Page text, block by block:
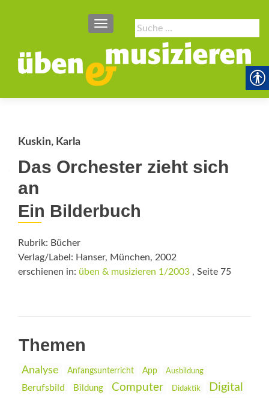
Suche
nach:
SCHALTE NAVIGATION
Kuskin, Karla
Das Orchester zieht sich
an
Ein Bilderbuch
Rubrik: Bücher
Verlag/Label: Hanser, München, 2002
erschienen in: üben & musizieren 1/2003 , Seite 75
Themen
Analyse Anfangsunterricht App Ausbildung
Berufsbild Bildung Computer Didaktik Digital